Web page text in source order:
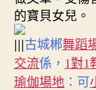
的寶貝女兒。
|||古城郴舞蹈
交流係， 1對1
瑜伽場地 ： 可